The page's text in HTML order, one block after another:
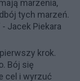
marzenia,
tych marzeń.
Jacek Piekara
krok.
Bój się
cel i wyrzuć